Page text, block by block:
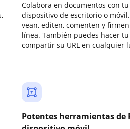
Colabora en documentos con
dispositivo de escritorio o
vean, editen, comenten y
línea. También puedes hacer
compartir su URL en cualquier
Potentes herramientas de